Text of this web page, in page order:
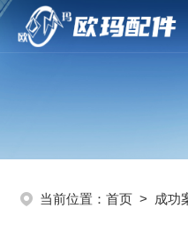
当前位置： 首页 > 成功